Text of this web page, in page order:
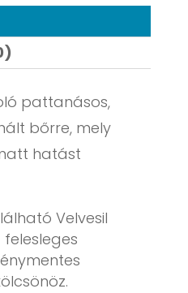
pattanásos,
bőrre, mely
hatást
Velvesil
felesleges